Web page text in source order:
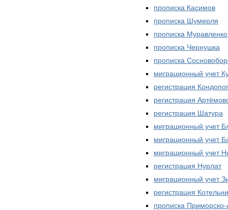
прописка Касимов
прописка Шумерля
прописка Муравленко
прописка Чернушка
прописка
миграционный учет
регистрация
регистрация
регистрация Шатура
миграционный учет
миграционный учет
миграционный учет
регистрация Нурлат
миграционный учет
регистрация
прописка Приморско-